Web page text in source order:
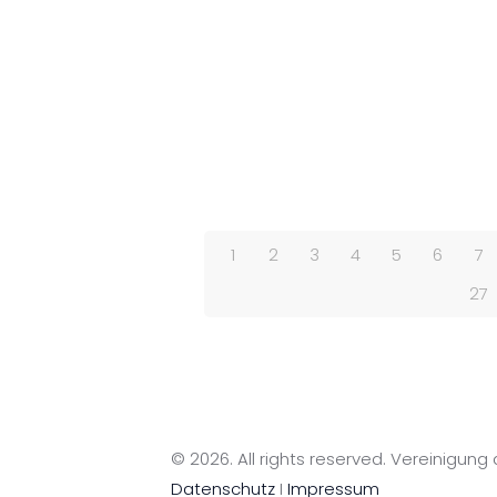
1 2 3 4 5 6 7
27
© 2026. All rights reserved. Vereinigung
Datenschutz I Impressum